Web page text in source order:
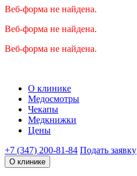
Веб-форма не найдена.
Веб-форма не найдена.
Веб-форма не найдена.
О клинике
Медосмотры
Чекапы
Медкнижки
Цены
+7 (347) 200-81-84 Подать заявку
О клинике